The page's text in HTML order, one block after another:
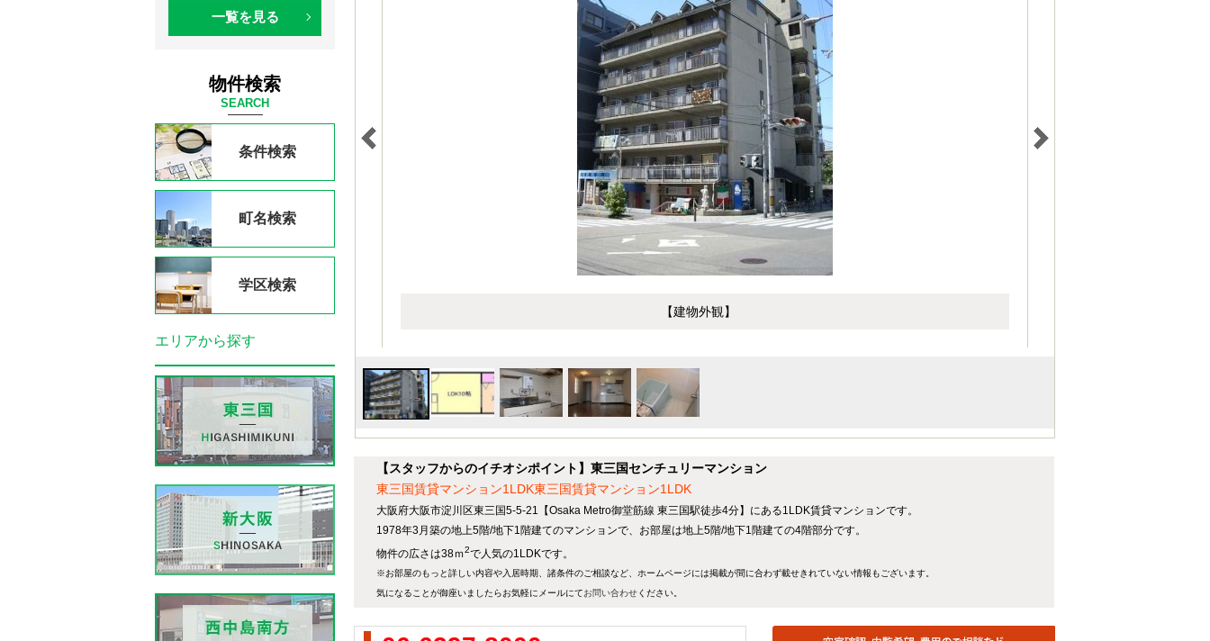
【建物外観】
【スタッフからのイチオシポイント】東三国センチュリーマンション
東三国賃貸マンション1LDK東三国賃貸マンション1LDK
大阪府大阪市淀川区東三国5-5-21【Osaka Metro御堂筋線 東三国駅徒歩4分】にある1LDK賃貸マンションです。
1978年3月築の地上5階/地下1階建てのマンションで、お部屋は地上5階/地下1階建ての4階部分です。
物件の広さは38ｍ2で人気の1LDKです。
※お部屋のもっと詳しい内容や入居時期、諸条件のご相談など、ホームページには掲載が間に合わず載せきれていない情報もございます。
気になることが御座いましたらお気軽にメールにてお問い合わせください。
一覧を見る
物件検索
SEARCH
条件検索
町名検索
学区検索
エリアから探す